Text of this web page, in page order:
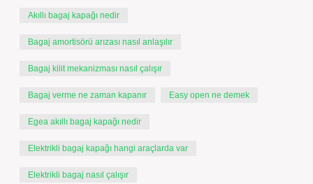
Akıllı bagaj kapağı nedir
Bagaj amortisörü arızası nasıl anlaşılır
Bagaj kilit mekanizması nasıl çalışır
Bagaj verme ne zaman kapanır Easy open ne demek
Egea akıllı bagaj kapağı nedir
Elektrikli bagaj kapağı hangi araçlarda var
Elektrikli bagaj nasıl çalışır